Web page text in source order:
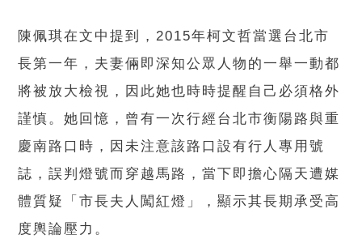
陳佩琪在文中提到，2015年柯文哲當選台北市
長第一年，夫妻倆即深知公眾人物的一舉一動都
將被放大檢視，因此她也時時提醒自己必須格外
謹慎。她回憶，曾有一次行經台北市衡陽路與重
慶南路口時，因未注意該路口設有行人專用號
誌，誤判燈號而穿越馬路，當下即擔心隔天遭媒
體質疑「市長夫人闖紅燈」，顯示其長期承受高
度輿論壓力。